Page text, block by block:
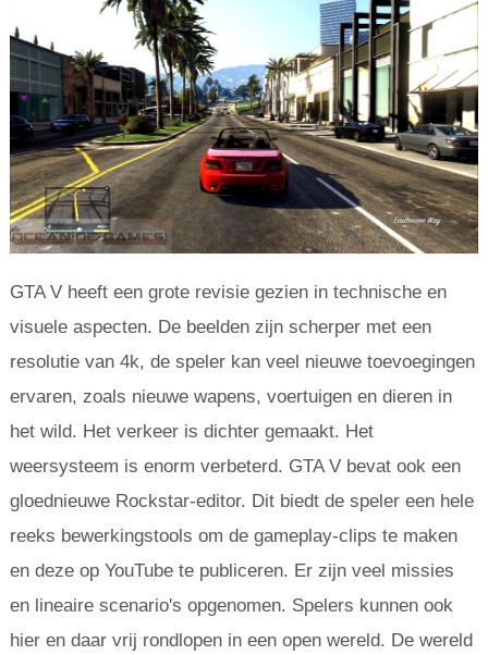
GTA V heeft een grote revisie gezien in technische en
visuele aspecten. De beelden zijn scherper met een
resolutie van 4k, de speler kan veel nieuwe toevoegingen
ervaren, zoals nieuwe wapens, voertuigen en dieren in
het wild. Het verkeer is dichter gemaakt. Het
weersysteem is enorm verbeterd. GTA V bevat ook een
gloednieuwe Rockstar-editor. Dit biedt de speler een hele
reeks bewerkingstools om de gameplay-clips te maken
en deze op YouTube te publiceren. Er zijn veel missies
en lineaire scenario's opgenomen. Spelers kunnen ook
hier en daar vrij rondlopen in een open wereld. De wereld